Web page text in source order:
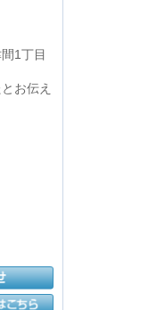
1丁目
お伝え